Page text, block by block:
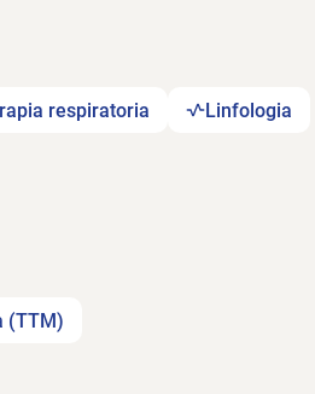
respiratoria Linfologia
(TTM)